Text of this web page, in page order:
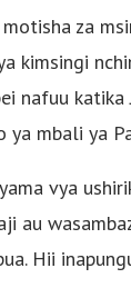
za
kimsingi
nafuu
ya mbali ya
vya
au
Hii